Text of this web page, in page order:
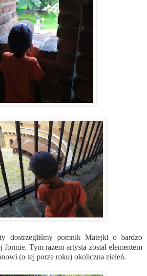
dostrzegliśmy pomnik Matejki o bardzo
formie. Tym razem artysta został elementem
(o tej porze roku) okoliczna zieleń.